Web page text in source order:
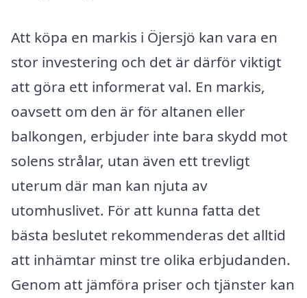
Att köpa en markis i Öjersjö kan vara en
stor investering och det är därför viktigt
att göra ett informerat val. En markis,
oavsett om den är för altanen eller
balkongen, erbjuder inte bara skydd mot
solens strålar, utan även ett trevligt
uterum där man kan njuta av
utomhuslivet. För att kunna fatta det
bästa beslutet rekommenderas det alltid
att inhämtar minst tre olika erbjudanden.
Genom att jämföra priser och tjänster kan